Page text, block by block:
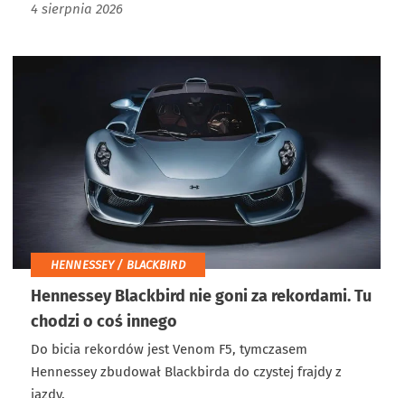
4 sierpnia 2026
HENNESSEY / BLACKBIRD
Hennessey Blackbird nie goni za rekordami. Tu
chodzi o coś innego
Do bicia rekordów jest Venom F5, tymczasem
Hennessey zbudował Blackbirda do czystej frajdy z
jazdy.